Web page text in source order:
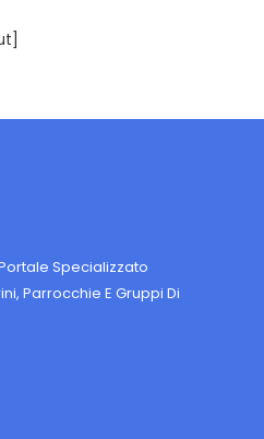
Specializzato
Parrocchie E Gruppi Di